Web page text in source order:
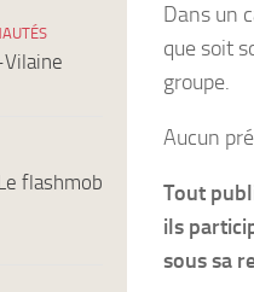
Dans un
que soit
groupe.
Aucun
Tout
ils
sous sa
flashmob